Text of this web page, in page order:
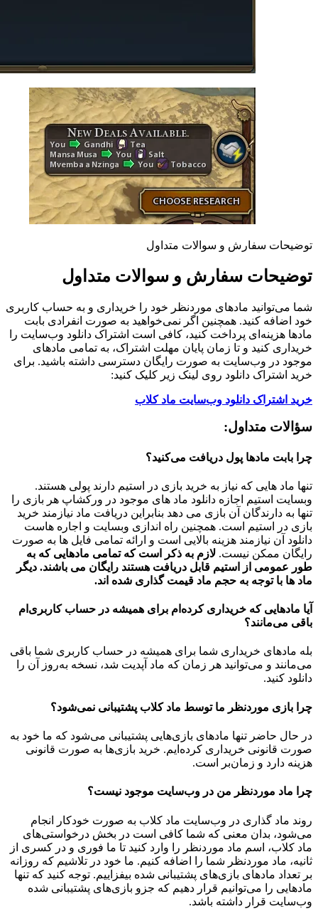
توضیحات سفارش و سوالات متداول
توضیحات سفارش و سوالات متداول
شما می‌توانید مادهای موردنظر خود را خریداری و به حساب کاربری
خود اضافه کنید. همچنین اگر نمی‌خواهید به صورت انفرادی بابت
مادها هزینه‌ای پرداخت کنید، کافی است اشتراک دانلود وب‌سایت را
خریداری کنید و تا زمان پایان مهلت اشتراک، به تمامی مادهای
موجود در وب‌سایت به صورت رایگان دسترسی داشته باشید. برای
خرید اشتراک دانلود روی لینک زیر کلیک کنید:
خرید اشتراک دانلود وب‌سایت ماد کلاب
سؤالات متداول:
چرا بابت مادها پول دریافت می‌کنید؟
تنها ماد هایی که نیاز به خرید بازی در استیم دارند پولی هستند.
وبسایت استیم اجازه دانلود ماد های موجود در ورکشاپ هر بازی را
تنها به دارندگان آن بازی می دهد بنابراین دریافت ماد نیازمند خرید
بازی در استیم است. همچنین راه اندازی وبسایت و اجاره هاست
دانلود آن نیازمند هزینه بالایی است و ارائه تمامی فایل ها به صورت
رایگان ممکن نیست. لازم به ذکر است که تمامی مادهایی که به
طور عمومی از استیم قابل دریافت هستند رایگان می باشند. دیگر
ماد ها با توجه به حجم ماد قیمت گذاری شده اند.
آیا مادهایی که خریداری کرده‌ام برای همیشه در حساب‌ کاربری‌ام
باقی می‌مانند؟
بله مادهای خریداری شما برای همیشه در حساب کاربری شما باقی
می‌مانند و می‌توانید هر زمان که ماد آپدیت شد، نسخه به‌روز آن را
دانلود کنید.
چرا بازی موردنظر ما توسط ماد کلاب پشتیبانی نمی‌شود؟
در حال حاضر تنها مادهای بازی‌هایی پشتیبانی می‌شود که ما خود به
صورت قانونی خریداری کرده‌ایم. خرید بازی‌ها به صورت قانونی
هزینه دارد و زمان‌بر است.
چرا ماد موردنظر من در وب‌سایت موجود نیست؟
روند ماد گذاری در وب‌سایت ماد کلاب به صورت خودکار انجام
می‌شود، بدان معنی که شما کافی است در بخش درخواستی‌های
ماد کلاب، اسم ماد موردنظر را وارد کنید تا ما فوری و در کسری از
ثانیه، ماد موردنظر شما را اضافه کنیم. ما خود در تلاشیم که روزانه
بر تعداد مادهای بازی‌های پشتیبانی شده بیفزاییم. توجه کنید که تنها
مادهایی را می‌توانیم قرار دهیم که جزو بازی‌های پشتیبانی شده
وب‌سایت قرار داشته باشد.